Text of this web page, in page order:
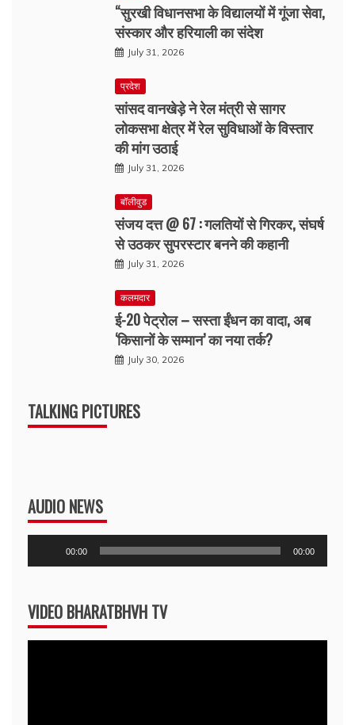
“सुरखी विधानसभा के विद्यालयों में गूंजा सेवा,
संस्कार और हरियाली का संदेश
July 31, 2026
प्रदेश
सांसद वानखेड़े ने रेल मंत्री से सागर
लोकसभा क्षेत्र में रेल सुविधाओं के विस्तार
की मांग उठाई
July 31, 2026
बॉलीवुड
संजय दत्त @ 67 : गलतियों से गिरकर, संघर्ष
से उठकर सुपरस्टार बनने की कहानी
July 31, 2026
कलमदार
ई-20 पेट्रोल – सस्ता ईंधन का वादा, अब
‘किसानों के सम्मान’ का नया तर्क?
July 30, 2026
TALKING PICTURES
AUDIO NEWS
Player
00:00 00:00
VIDEO BHARATBHVH TV